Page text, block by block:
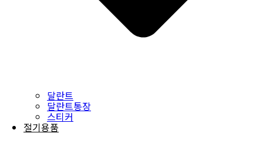
달란트
달란트통장
스티커
절기용품